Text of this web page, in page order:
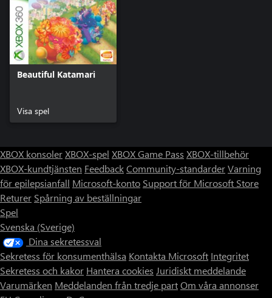
Beautiful Katamari
Visa spel
XBOX konsolerXBOX-spel XBOX Game Pass XBOX-tillbehör
XBOX-kundtjänsten FeedbackCommunity-standarderVarning
för epilepsianfall Microsoft-konto Support för Microsoft Store
Returer Spårning av beställningar
Spel
Svenska (Sverige)
Dina sekretessval
Sekretess för konsumenthälsa Kontakta Microsoft Integritet
Sekretess och kakor Hantera cookies Juridiskt meddelande
Varumärken Meddelanden från tredje partOm våra annonser